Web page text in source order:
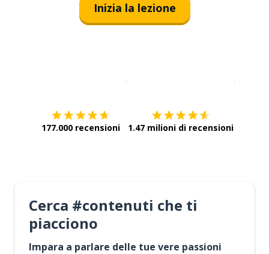
Inizia la lezione
177.000 recensioni 1.47 milioni di recensioni
Cerca #contenuti che ti
piacciono
Impara a parlare delle tue vere passioni